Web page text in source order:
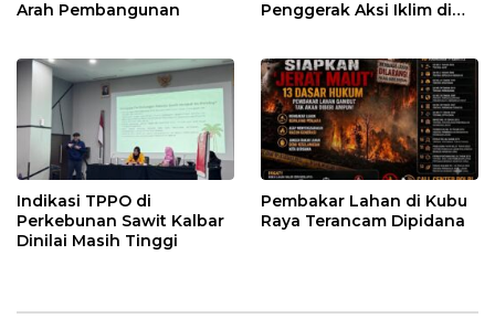
Arah Pembangunan
Penggerak Aksi Iklim di
Indikasi TPPO di
Perkebunan Sawit Kalbar
Dinilai Masih Tinggi
Pembakar Lahan di Kubu
Raya Terancam Dipidana